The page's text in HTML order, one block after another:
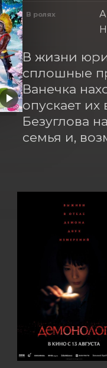
В ролях
В жизни
сплошные
Ванечка
опускает
Безуглова
семья и,